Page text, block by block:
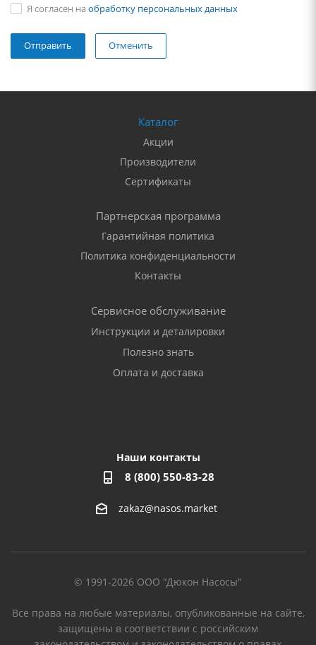
Я согласен на обработку персональных данных
Отменить
Каталог
Акции
Производители
Сертификаты
Партнерская программа
Гарантийная политика
Политика конфиденциальности
Контакты
Сервисное обслуживание
Инструкции и деталировки
Полезно знать
Оплата и доставка
Наши контакты
8 (800) 550-83-28
zakaz@nasos.market
© 1991-2026 ООО "Дюкон Насосы"
Все права на любые материалы, опубликованные на сайте,
защищены в соответствии с российским